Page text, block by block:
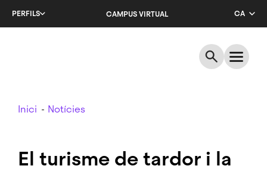
PERFILS CAMPUS VIRTUAL
CA
ES
Breadcrumb
Inici Notícies
El turisme de tardor i la